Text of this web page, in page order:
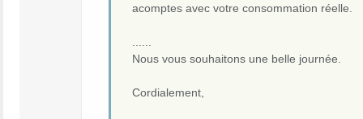
acomptes avec votre consommation réelle.
Nous vous souhaitons une belle journée.
Cordialement,